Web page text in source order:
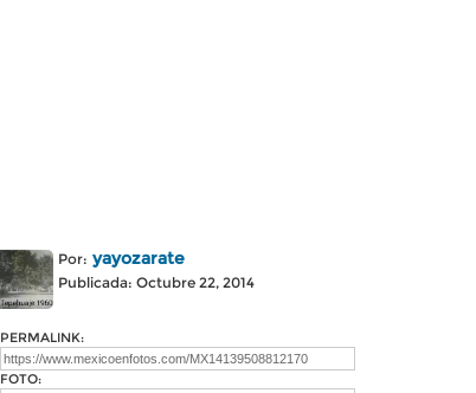
Por: yayozarate
Publicada: Octubre 22, 2014
PERMALINK:
FOTO: